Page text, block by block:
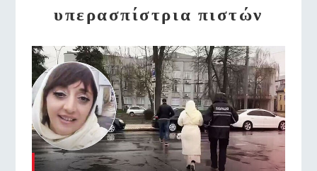
υπερασπίστρια πιστών